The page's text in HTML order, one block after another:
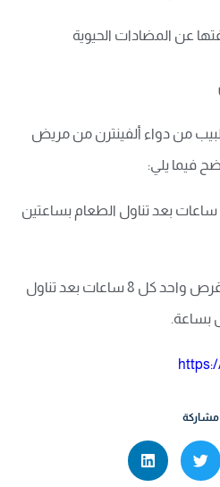
من دواء ألفينترن من مريض
فيما يلي:
– كبار السن: 1 – 2 قرص كل 8 ساعات بعد تناول الطعام بساعتين
– الأطفال الأكبر من 12 عامًا: قرص واحد كل 8 ساعات بعد تناول
بساعة.
مشاركة